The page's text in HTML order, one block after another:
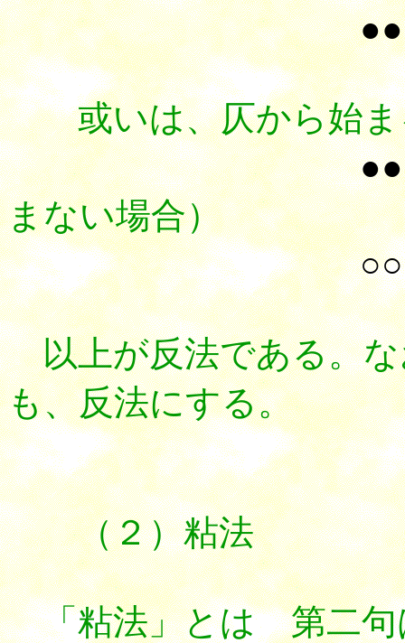
或いは、仄から始ま
まない場合）
以上が反法である。な
も、反法にする。
（２）粘法
「粘法」とは 第二句